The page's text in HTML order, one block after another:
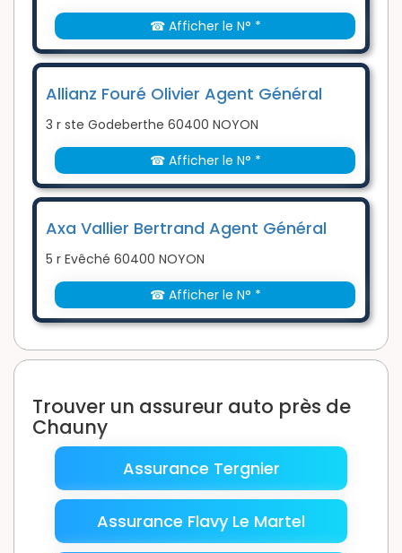
☎ Afficher le N° *
Allianz Fouré Olivier Agent Général
3 r ste Godeberthe 60400 NOYON
☎ Afficher le N° *
Axa Vallier Bertrand Agent Général
5 r Evêché 60400 NOYON
☎ Afficher le N° *
Trouver un assureur auto près de
Chauny
Assurance Tergnier
Assurance Flavy Le Martel